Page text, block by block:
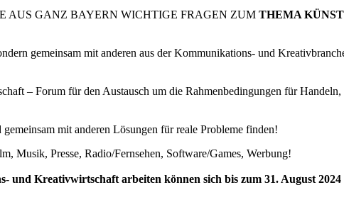
AUS GANZ BAYERN WICHTIGE FRAGEN ZUM THEMA
gemeinsam mit anderen aus der Kommunikations- und
– Forum für den Austausch um die Rahmenbedingungen für
mit anderen Lösungen für reale Probleme finden!
Musik, Presse, Radio/Fernsehen, Software/Games, Werbung!
und Kreativwirtschaft arbeiten können sich bis zum 31. August